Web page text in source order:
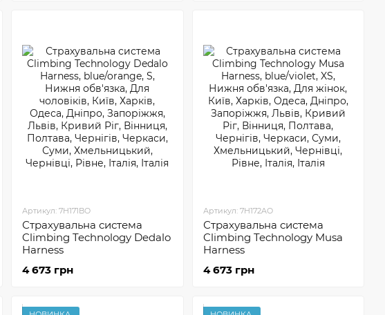
Артикул: 7H171BO
Страхувальна система
Climbing Technology Dedalo
Harness
4 673 грн
Артикул: 7H172AO
Страхувальна система
Climbing Technology Musa
Harness
4 673 грн